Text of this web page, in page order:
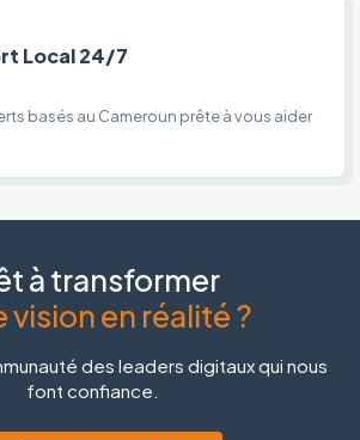
Local 24/7
basés au Cameroun prête à vous aider
à transformer
vision en réalité ?
des leaders digitaux qui nous
font confiance.